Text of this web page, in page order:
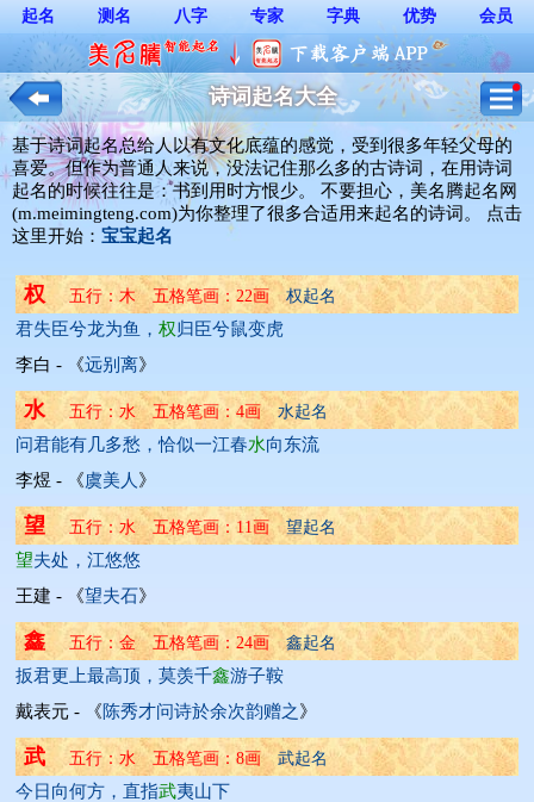
起名 测名 八字 专家 字典 优势 会员
诗词起名大全
基于诗词起名总给人以有文化底蕴的感觉，受到很多年轻父母的
喜爱。但作为普通人来说，没法记住那么多的古诗词，在用诗词
起名的时候往往是：书到用时方恨少。 不要担心，美名腾起名网
(m.meimingteng.com)为你整理了很多合适用来起名的诗词。 点击
这里开始： 宝宝起名
权 五行：木 五格笔画：22画 权起名
君失臣兮龙为鱼， 权归臣兮鼠变虎
李白 - 《远别离》
水 五行：水 五格笔画：4画 水起名
问君能有几多愁，恰似一江春水向东流
李煜 - 《虞美人 》
望 五行：水 五格笔画：11画 望起名
望夫处，江悠悠
王建 - 《望夫石》
鑫 五行：金 五格笔画：24画 鑫起名
扳君更上最高顶，莫羡千鑫游子鞍
戴表元 - 《陈秀才问诗於余次韵赠之》
武 五行：水 五格笔画：8画 武起名
今日向何方，直指武夷山下